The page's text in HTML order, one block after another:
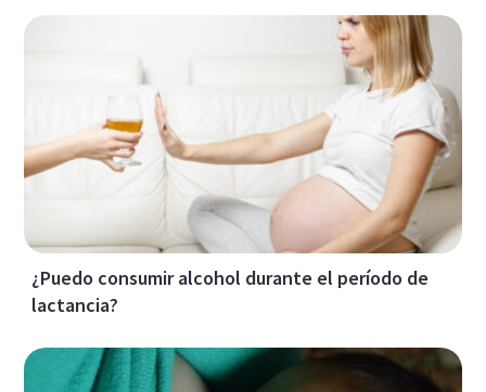
¿Puedo consumir alcohol durante el período de
lactancia?